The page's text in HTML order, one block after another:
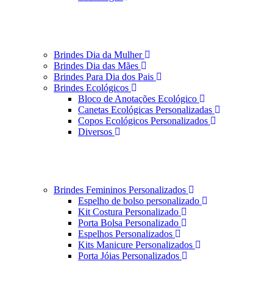
Brindes Dia da Mulher
Brindes Dia das Mães
Brindes Para Dia dos Pais
Brindes Ecológicos
Bloco de Anotações Ecológico
Canetas Ecológicas Personalizadas
Copos Ecológicos Personalizados
Diversos
Brindes Femininos Personalizados
Espelho de bolso personalizado
Kit Costura Personalizado
Porta Bolsa Personalizado
Espelhos Personalizados
Kits Manicure Personalizados
Porta Jóias Personalizados